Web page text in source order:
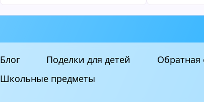
Блог Поделки для детей Обратная
Школьные предметы